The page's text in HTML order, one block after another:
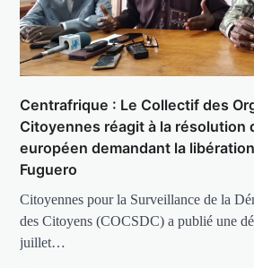
Centrafrique : Le Collectif des
Citoyennes réagit à la résolution
européen demandant la
Fuguero
Citoyennes pour la Surveillance de la
des Citoyens (COCSDC) a publié une
juillet…